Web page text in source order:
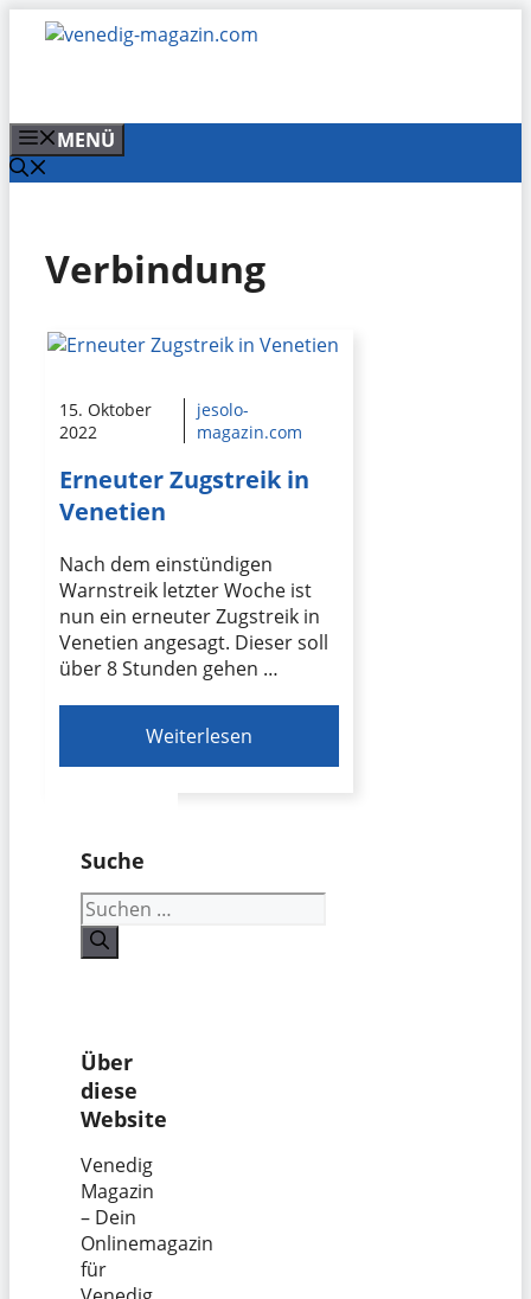
Zum
Inhalt
MENÜ
Verbindung
15. Oktober
2022
jesolo-
magazin.com
Erneuter Zugstreik in
Venetien
Nach dem einstündigen
Warnstreik letzter Woche ist
nun ein erneuter Zugstreik in
Venetien angesagt. Dieser soll
über 8 Stunden gehen …
Weiterlesen
Suche
Suchen
nach:
Über
diese
Website
Venedig
Magazin
– Dein
Onlinemagazin
für